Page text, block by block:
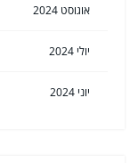
אוגוסט 2024
יולי 2024
יוני 2024